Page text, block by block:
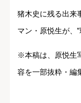
猪木史に残る出来
マン・原悦生が、”
※本稿は、原悦生
容を一部抜粋・編